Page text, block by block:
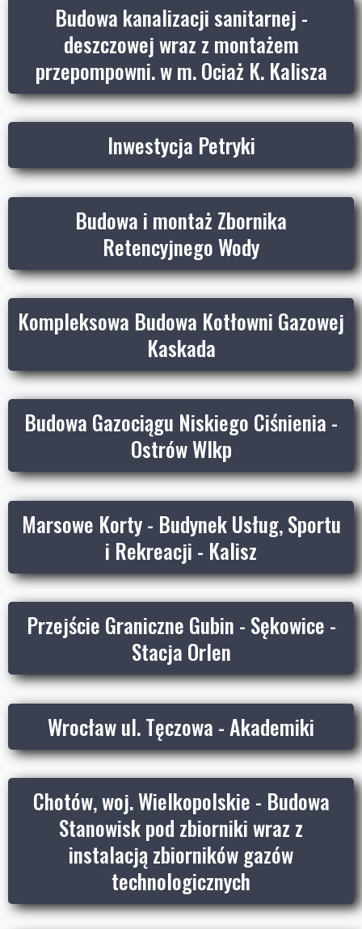
Budowa kanalizacji sanitarnej -
deszczowej wraz z montażem
przepompowni. w m. Ociaż K. Kalisza
Inwestycja Petryki
Budowa i montaż Zbornika
Retencyjnego Wody
Kompleksowa Budowa Kotłowni Gazowej
Kaskada
Budowa Gazociągu Niskiego Ciśnienia -
Ostrów Wlkp
Marsowe Korty - Budynek Usług, Sportu
i Rekreacji - Kalisz
Przejście Graniczne Gubin - Sękowice -
Stacja Orlen
Wrocław ul. Tęczowa - Akademiki
Chotów, woj. Wielkopolskie - Budowa
Stanowisk pod zbiorniki wraz z
instalacją zbiorników gazów
technologicznych